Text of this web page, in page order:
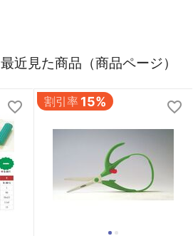
最近見た商品（商品ページ）
割引率 15%